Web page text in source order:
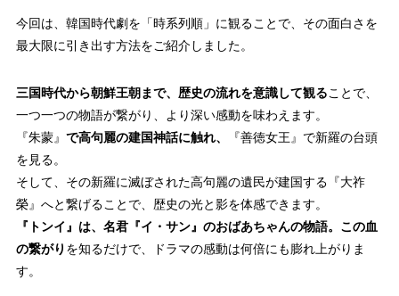
今回は、韓国時代劇を「時系列順」に観ることで、その面白さを
最大限に引き出す方法をご紹介しました。
三国時代から朝鮮王朝まで、歴史の流れを意識して観ることで、
一つ一つの物語が繋がり、より深い感動を味わえます。
『朱蒙』 で高句麗の建国神話に触れ、
『善徳女王』で新羅の台頭
を見る。
そして、その新羅に滅ぼされた高句麗の遺民が建国する『大祚
榮』へと繋げることで、歴史の光と影を体感できます。
『トンイ』は、名君『イ・サン』のおばあちゃんの物語。この血
の繋がり を知るだけで、ドラマの感動は何倍にも膨れ上がりま
す。